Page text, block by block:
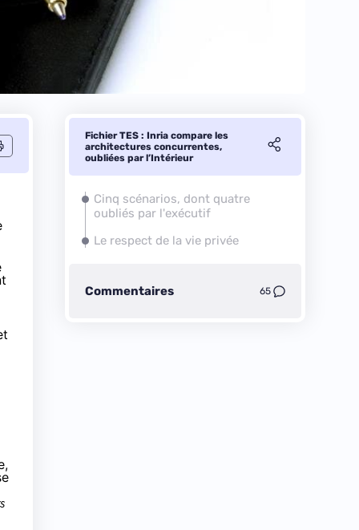
Fichier TES : Inria compare les
architectures concurrentes,
oubliées par l’Intérieur
Cinq scénarios, dont quatre
oubliés par l'exécutif
Le respect de la vie privée
Commentaires 65